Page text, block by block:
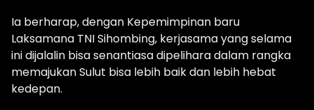
Ia berharap, dengan Kepemimpinan baru
Laksamana TNI Sihombing, kerjasama yang selama
ini dijalalin bisa senantiasa dipelihara dalam rangka
memajukan Sulut bisa lebih baik dan lebih hebat
kedepan.